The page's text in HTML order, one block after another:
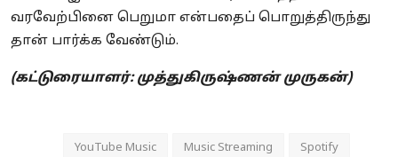
வரவேற்பினை பெறுமா என்பதைப் பொறுத்திருந்து
தான் பார்க்க வேண்டும்.
(கட்டுரையாளர்: முத்துகிருஷ்ணன் முருகன்)
YouTube Music Music Streaming Spotify